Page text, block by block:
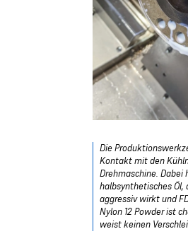
Die
Kontakt mit den
Drehmaschine. Dabei
halbsynthetisches
aggressiv wirkt und
Nylon 12 Powder ist
weist keinen